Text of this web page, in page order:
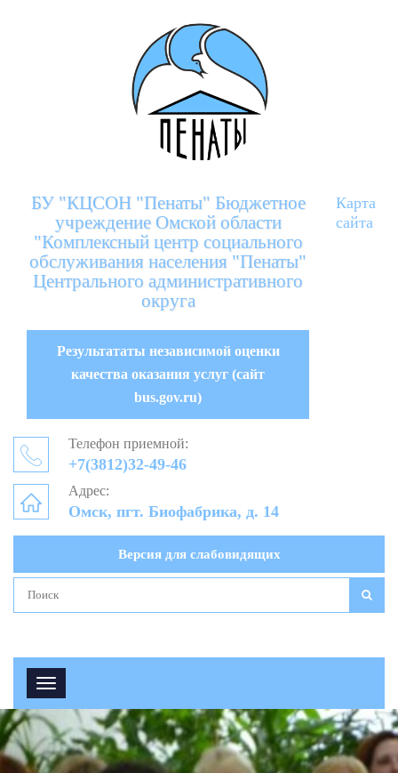
БУ "КЦСОН "Пенаты" Бюджетное
учреждение Омской области
"Комплексный центр социального
обслуживания населения "Пенаты"
Центрального административного
округа
Результататы независимой оценки
качества оказания услуг (сайт
bus.gov.ru)
Карта
сайта
Телефон приемной:
+7(3812)32-49-46
Адрес:
Омск, пгт. Биофабрика, д. 14
Версия для слабовидящих